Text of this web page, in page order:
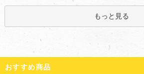
もっと見る
おすすめ商品